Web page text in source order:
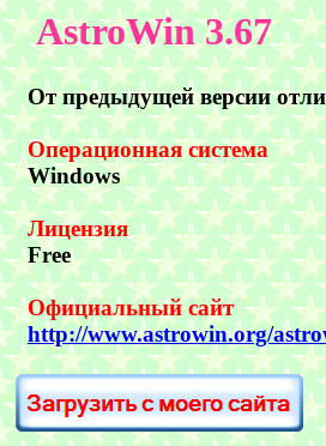
AstroWin 3.67
От предыдущей версии
Операционная система
Windows
Лицензия
Free
Официальный сайт
http://www.astrowin.org/